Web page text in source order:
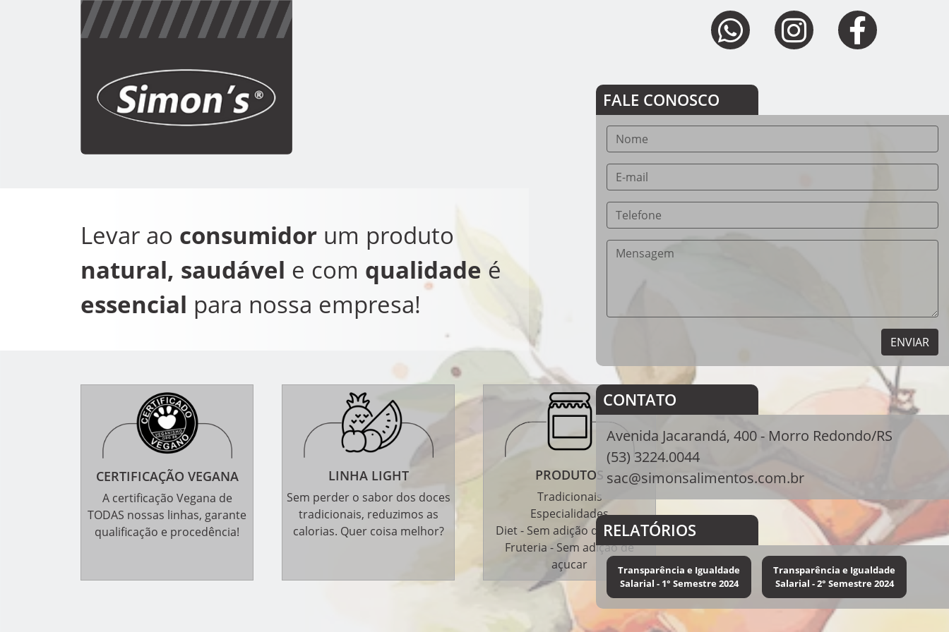
Levar ao consumidor um produto
natural, saudável e com qualidade é
essencial para nossa empresa!
CERTIFICAÇÃO VEGANA
A certificação Vegana de
TODAS nossas linhas, garante
qualificação e procedência!
LINHA LIGHT
Sem perder o sabor dos doces
tradicionais, reduzimos as
calorias. Quer coisa melhor?
PRODUTOS
Tradicionais
Especialidades
Diet - Sem adição de açucar
Fruteria - Sem adição de
açucar
FALE CONOSCO
ENVIAR
CONTATO
Avenida Jacarandá, 400 - Morro Redondo/RS
(53) 3224.0044
sac@simonsalimentos.com.br
RELATÓRIOS
Transparência e Igualdade
Salarial - 1° Semestre 2024
Transparência e Igualdade
Salarial - 2° Semestre 2024